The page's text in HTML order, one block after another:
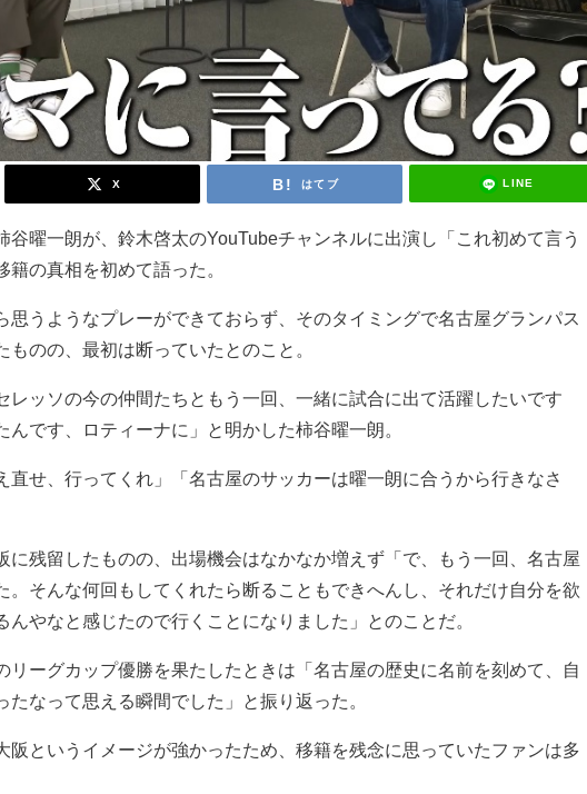
X はてブ LINE
谷曜一朗が、鈴木啓太のYouTubeチャンネルに出演し「これ初めて言う
籍の真相を初めて語った。
思うようなプレーができておらず、そのタイミングで名古屋グランパス
のの、最初は断っていたとのこと。
レッソの今の仲間たちともう一回、一緒に試合に出て活躍したいです
んです、ロティーナに」と明かした柿谷曜一朗。
直せ、行ってくれ」「名古屋のサッカーは曜一朗に合うから行きなさ
に残留したものの、出場機会はなかなか増えず「で、もう一回、名古屋
。そんな何回もしてくれたら断ることもできへんし、それだけ自分を欲
んやなと感じたので行くことになりました」とのことだ。
リーグカップ優勝を果たしたときは「名古屋の歴史に名前を刻めて、自
たなって思える瞬間でした」と振り返った。
阪というイメージが強かったため、移籍を残念に思っていたファンは多